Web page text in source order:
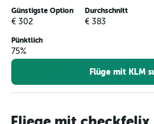
Günstigste Option
€ 302
Durchschnitt
€ 383
Pünktlich
75%
Flüge mit KLM